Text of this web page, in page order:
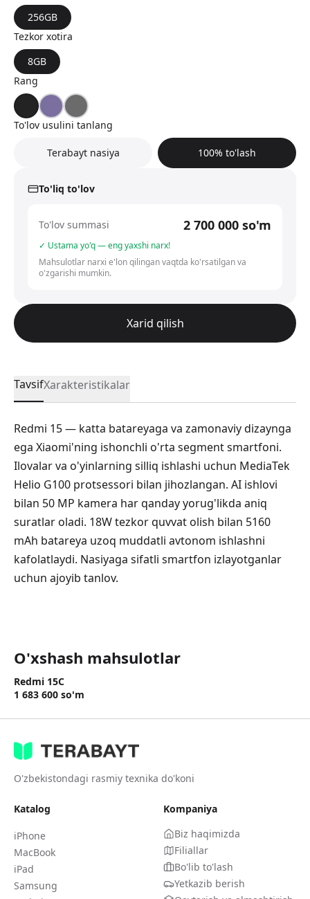
256GB
Tezkor xotira
8GB
Rang
To'lov usulini tanlang
Terabayt nasiya 100% to'lash
To'liq to'lov
To'lov summasi 2 700 000 so'm
✓ Ustama yo'q — eng yaxshi narx!
Mahsulotlar narxi e'lon qilingan vaqtda ko'rsatilgan va
o'zgarishi mumkin.
Xarid qilish
TavsifXarakteristikalar
Redmi 15 — katta batareyaga va zamonaviy dizaynga
ega Xiaomi'ning ishonchli o'rta segment smartfoni.
Ilovalar va o'yinlarning silliq ishlashi uchun MediaTek
Helio G100 protsessori bilan jihozlangan. AI ishlovi
bilan 50 MP kamera har qanday yorug'likda aniq
suratlar oladi. 18W tezkor quvvat olish bilan 5160
mAh batareya uzoq muddatli avtonom ishlashni
kafolatlaydi. Nasiyaga sifatli smartfon izlayotganlar
O'xshash mahsulotlar
Redmi 15C
1 683 600 so'm
O'zbekistondagi rasmiy texnika do'koni
Katalog
iPhone
MacBook
iPad
Samsung
Kompaniya
Biz haqimizda
Filiallar
Bo'lib to'lash
Yetkazib berish